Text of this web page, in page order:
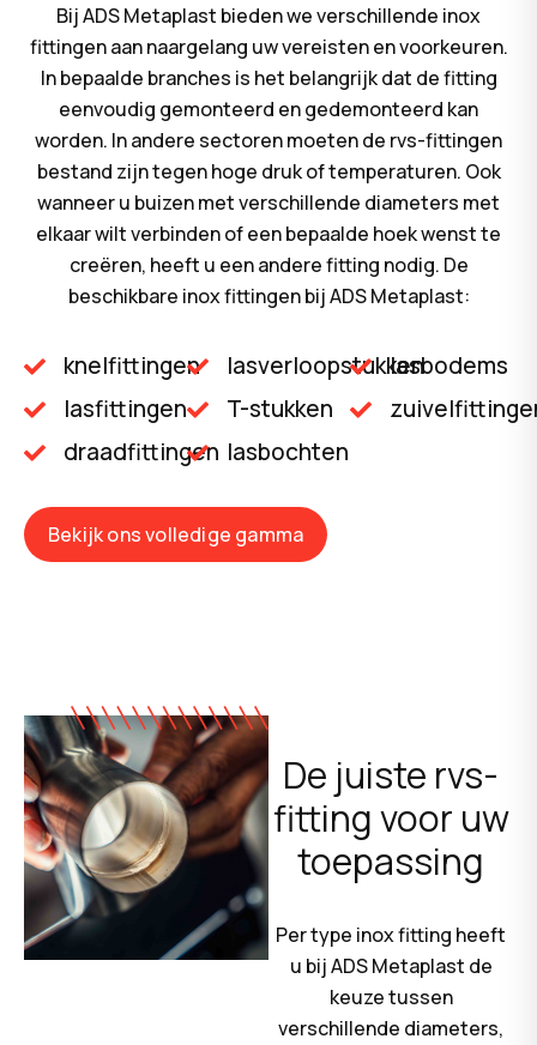
Bij ADS Metaplast bieden we verschillende inox
fittingen aan naargelang uw vereisten en voorkeuren.
In bepaalde branches is het belangrijk dat de fitting
eenvoudig gemonteerd en gedemonteerd kan
worden. In andere sectoren moeten de rvs-fittingen
bestand zijn tegen hoge druk of temperaturen. Ook
wanneer u buizen met verschillende diameters met
elkaar wilt verbinden of een bepaalde hoek wenst te
creëren, heeft u een andere fitting nodig. De
beschikbare inox fittingen bij ADS Metaplast:
knelfittingen
lasfittingen
draadfittingen
lasverloopstukken
T-stukken
lasbochten
lasbodems
Bekijk ons volledige gamma
De juiste rvs-
fitting voor uw
toepassing
Per type inox fitting heeft
u bij ADS Metaplast de
keuze tussen
verschillende diameters,